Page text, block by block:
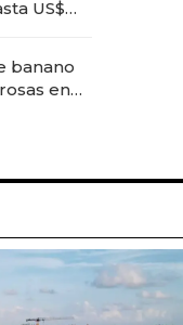
US$
banano
en